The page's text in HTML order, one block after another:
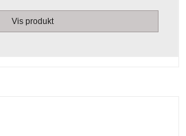
Vis produkt